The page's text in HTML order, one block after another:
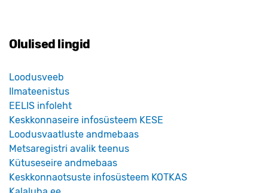
Olulised lingid
Loodusveeb
Ilmateenistus
EELIS infoleht
Keskkonnaseire infosüsteem KESE
Loodusvaatluste andmebaas
Metsaregistri avalik teenus
Kütuseseire andmebaas
Keskkonnaotsuste infosüsteem KOTKAS